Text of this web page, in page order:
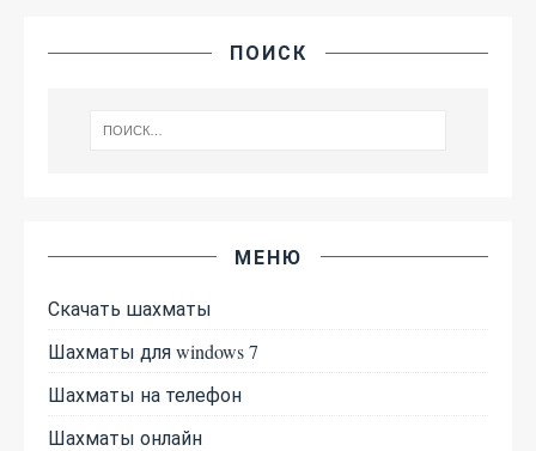
ПОИСК
МЕНЮ
Скачать шахматы
Шахматы для windows 7
Шахматы на телефон
Шахматы онлайн